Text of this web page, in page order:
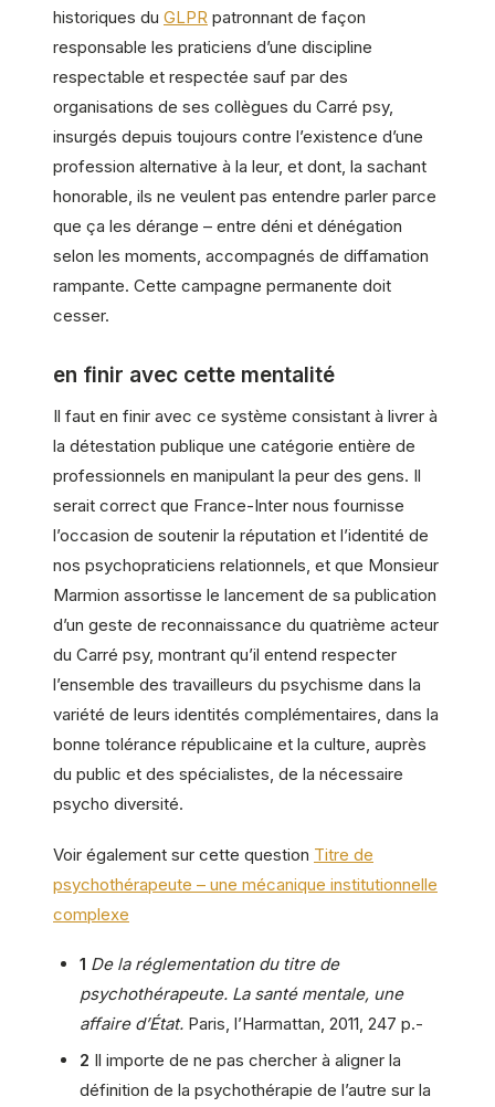
historiques du GLPR patronnant de façon
responsable les praticiens d’une discipline
respectable et respectée sauf par des
organisations de ses collègues du Carré psy,
insurgés depuis toujours contre l’existence d’une
profession alternative à la leur, et dont, la sachant
honorable, ils ne veulent pas entendre parler parce
que ça les dérange – entre déni et dénégation
selon les moments, accompagnés de diffamation
rampante. Cette campagne permanente doit
cesser.
en finir avec cette mentalité
Il faut en finir avec ce système consistant à livrer à
la détestation publique une catégorie entière de
professionnels en manipulant la peur des gens. Il
serait correct que France-Inter nous fournisse
l’occasion de soutenir la réputation et l’identité de
nos psychopraticiens relationnels, et que Monsieur
Marmion assortisse le lancement de sa publication
d’un geste de reconnaissance du quatrième acteur
du Carré psy, montrant qu’il entend respecter
l’ensemble des travailleurs du psychisme dans la
variété de leurs identités complémentaires, dans la
bonne tolérance républicaine et la culture, auprès
du public et des spécialistes, de la nécessaire
psycho diversité.
Voir également sur cette question Titre de
psychothérapeute – une mécanique institutionnelle
complexe
1 De la réglementation du titre de
psychothérapeute. La santé mentale, une
affaire d’État. Paris, l’Harmattan, 2011, 247 p.-
2 Il importe de ne pas chercher à aligner la
définition de la psychothérapie de l’autre sur la